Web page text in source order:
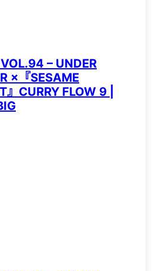
– UNDER
×『SESAME
』CURRY FLOW 9 |